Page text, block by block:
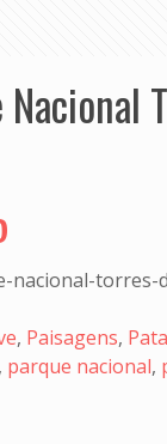
nacional-torres-
, Paisagens,
, parque nacional,